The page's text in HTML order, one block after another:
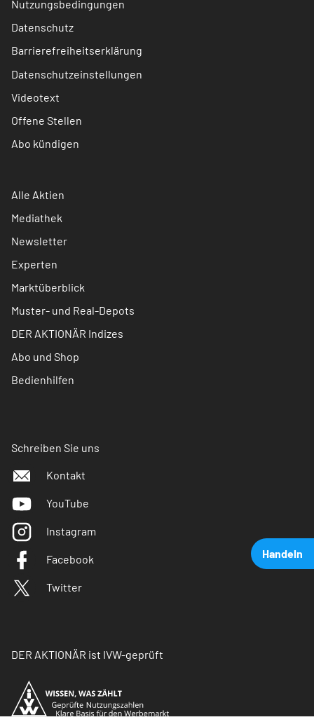
Handeln
Nutzungsbedingungen
Datenschutz
Barrierefreiheitserklärung
Datenschutzeinstellungen
Videotext
Offene Stellen
Abo kündigen
Alle Aktien
Mediathek
Newsletter
Experten
Marktüberblick
Muster- und Real-Depots
DER AKTIONÄR Indizes
Abo und Shop
Bedienhilfen
Schreiben Sie uns
Kontakt
YouTube
Instagram
Facebook
Twitter
DER AKTIONÄR ist IVW-geprüft